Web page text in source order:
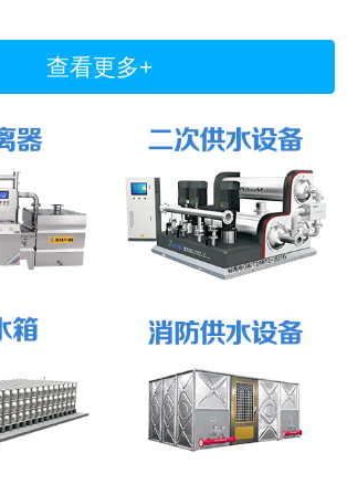
查看更多+